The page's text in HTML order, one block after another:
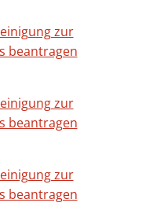
zur
beantragen
zur
beantragen
zur
beantragen